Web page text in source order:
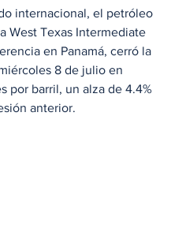
internacional, el petróleo
West Texas Intermediate
en Panamá, cerró la
8 de julio en
por barril, un alza de 4.4%
anterior.